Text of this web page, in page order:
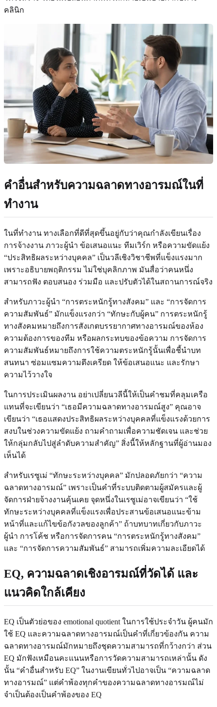
คลินิก
คำอื่นสำหรับความฉลาดทางอารมณ์ในที่
ทำงาน
ในที่ทำงาน ทางเลือกที่ดีที่สุดขึ้นอยู่กับว่าคุณกำลังเขียนเรื่อง
การจ้างงาน ภาวะผู้นำ ข้อเสนอแนะ ทีมเวิร์ก หรือความขัดแย้ง
“ประสิทธิผลระหว่างบุคคล” เป็นวลีเชิงวิชาชีพที่แข็งแรงมาก
เพราะอธิบายพฤติกรรม ไม่ใช่บุคลิกภาพ มันสื่อว่าคนหนึ่ง
สามารถฟัง ตอบสนอง ร่วมมือ และปรับตัวได้ในสถานการณ์จริง
สำหรับภาวะผู้นำ “การตระหนักรู้ทางสังคม” และ “การจัดการ
ความสัมพันธ์” มักแข็งแรงกว่า “ทักษะกับผู้คน” การตระหนักรู้
ทางสังคมหมายถึงการสังเกตบรรยากาศทางอารมณ์ของห้อง
ความต้องการของทีม หรือผลกระทบของข้อความ การจัดการ
ความสัมพันธ์หมายถึงการใช้ความตระหนักรู้นั้นเพื่อชี้นำบท
สนทนา ซ่อมแซมความตึงเครียด ให้ข้อเสนอแนะ และรักษา
ความไว้วางใจ
ในการประเมินผลงาน อย่าเปลี่ยนวลีนี้ให้เป็นคำชมที่คลุมเครือ
แทนที่จะเขียนว่า “เธอมีความฉลาดทางอารมณ์สูง” คุณอาจ
เขียนว่า “เธอแสดงประสิทธิผลระหว่างบุคคลที่แข็งแรงด้วยการ
สงบในช่วงความขัดแย้ง ถามคำถามเพื่อความชัดเจน และช่วย
ให้กลุ่มกลับไปสู่ลำดับความสำคัญ” สิ่งนี้ให้หลักฐานที่ผู้อ่านมอง
เห็นได้
สำหรับเรซูเม่ “ทักษะระหว่างบุคคล” มักปลอดภัยกว่า “ความ
ฉลาดทางอารมณ์” เพราะเป็นคำที่ระบบติดตามผู้สมัครและผู้
จัดการฝ่ายจ้างงานคุ้นเคย จุดหนึ่งในเรซูเม่อาจเขียนว่า “ใช้
ทักษะระหว่างบุคคลที่แข็งแรงเพื่อประสานข้อเสนอแนะข้าม
หน้าที่และแก้ไขข้อกังวลของลูกค้า” ถ้าบทบาทเกี่ยวกับภาวะ
ผู้นำ การโค้ช หรือการจัดการคน “การตระหนักรู้ทางสังคม”
และ “การจัดการความสัมพันธ์” สามารถเพิ่มความละเอียดได้
EQ, ความฉลาดเชิงอารมณ์ที่วัดได้ และ
แนวคิดใกล้เคียง
EQ เป็นตัวย่อของ emotional quotient ในการใช้ประจำวัน ผู้คนมัก
ใช้ EQ และความฉลาดทางอารมณ์เป็นคำที่เกี่ยวข้องกัน ความ
ฉลาดทางอารมณ์มักหมายถึงชุดความสามารถที่กว้างกว่า ส่วน
EQ มักฟังเหมือนคะแนนหรือการวัดความสามารถเหล่านั้น ดัง
นั้น “คำอื่นสำหรับ EQ” ในงานเขียนทั่วไปอาจเป็น “ความฉลาด
ทางอารมณ์” แต่คำพ้องทุกคำของความฉลาดทางอารมณ์ไม่
จำเป็นต้องเป็นคำพ้องของ EQ